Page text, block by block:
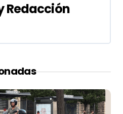
Redacción